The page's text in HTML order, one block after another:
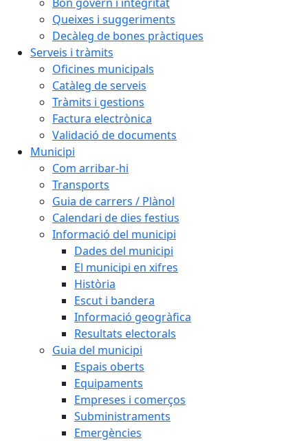
Queixes i suggeriments
Decàleg de bones pràctiques
Serveis i tràmits
Oficines municipals
Catàleg de serveis
Tràmits i gestions
Factura electrònica
Validació de documents
Municipi
Com arribar-hi
Transports
Guia de carrers / Plànol
Calendari de dies festius
Informació del municipi
Dades del municipi
El municipi en xifres
Història
Escut i bandera
Informació geogràfica
Resultats electorals
Guia del municipi
Espais oberts
Equipaments
Empreses i comerços
Subministraments
Emergències